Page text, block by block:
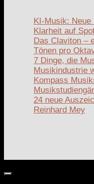
KI-Musik: Neue
Klarheit auf
Das Claviton –
Tönen pro
7 Dinge, die
Musikindustrie
Kompass
24 neue
Reinhard Mey